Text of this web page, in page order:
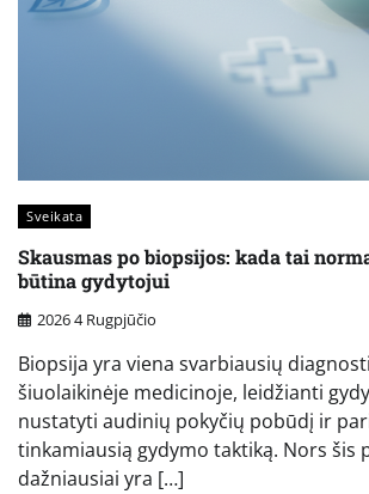
Sveikata
Skausmas po biopsijos: kada tai
būtina gydytojui
2026 4 Rugpjūčio
Biopsija yra viena svarbiausių
šiuolaikinėje medicinoje, leidžianti
nustatyti audinių pokyčių pobūdį ir
tinkamiausią gydymo taktiką. Nors šis
dažniausiai yra […]